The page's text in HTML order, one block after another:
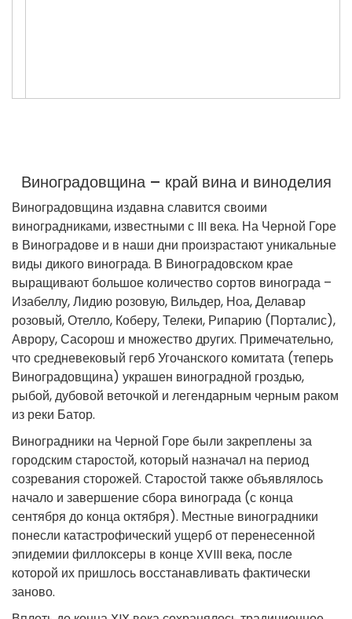
Виноградовщина – край вина и виноделия
Виноградовщина издавна славится своими
виноградниками, известными с III века. На Черной Горе
в Виноградове и в наши дни произрастают уникальные
виды дикого винограда. В Виноградовском крае
выращивают большое количество сортов винограда –
Изабеллу, Лидию розовую, Вильдер, Ноа, Делавар
розовый, Отелло, Коберу, Телеки, Рипарию (Порталис),
Аврору, Сасорош и множество других. Примечательно,
что средневековый герб Угочанского комитата (теперь
Виноградовщина) украшен виноградной гроздью,
рыбой, дубовой веточкой и легендарным черным раком
из реки Батор.
Виноградники на Черной Горе были закреплены за
городским старостой, который назначал на период
созревания сторожей. Старостой также объявлялось
начало и завершение сбора винограда (с конца
сентября до конца октября). Местные виноградники
понесли катастрофический ущерб от перенесенной
эпидемии филлоксеры в конце XVIII века, после
которой их пришлось восстанавливать фактически
заново.